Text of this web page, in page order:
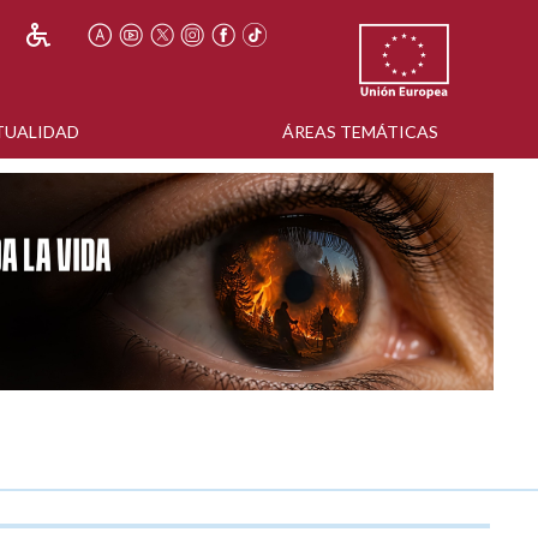
ÁREAS TEMÁTICAS